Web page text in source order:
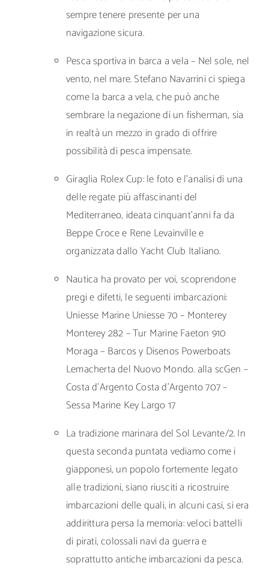
sempre tenere presente per una
navigazione sicura.
Pesca sportiva in barca a vela – Nel sole, nel
vento, nel mare. Stefano Navarrini ci spiega
come la barca a vela, che può anche
sembrare la negazione di un fisherman, sia
in realtà un mezzo in grado di offrire
possibilità di pesca impensate.
Giraglia Rolex Cup: le foto e l’analisi di una
delle regate più affascinanti del
Mediterraneo, ideata cinquant’anni fa da
Beppe Croce e Rene Levainville e
organizzata dallo Yacht Club Italiano.
Nautica ha provato per voi, scoprendone
pregi e difetti, le seguenti imbarcazioni:
Uniesse Marine Uniesse 70 – Monterey
Monterey 282 – Tur Marine Faeton 910
Moraga – Barcos y Disenos Powerboats
Lemacherta del Nuovo Mondo. alla scGen –
Costa d’Argento Costa d’Argento 707 –
Sessa Marine Key Largo 17
La tradizione marinara del Sol Levante/2. In
questa seconda puntata vediamo come i
giapponesi, un popolo fortemente legato
alle tradizioni, siano riusciti a ricostruire
imbarcazioni delle quali, in alcuni casi, si era
addirittura persa la memoria: veloci battelli
di pirati, colossali navi da guerra e
soprattutto antiche imbarcazioni da pesca.